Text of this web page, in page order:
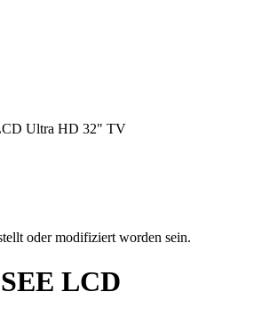
oder modifiziert worden sein.
LCD